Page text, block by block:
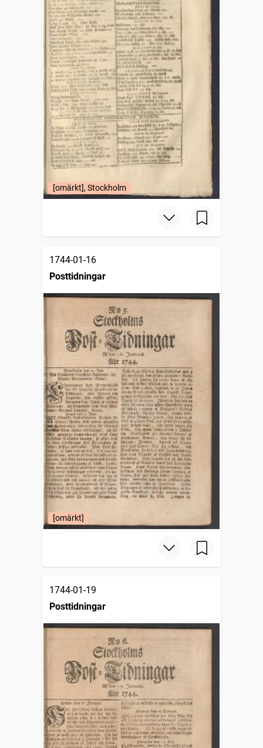
[omärkt], Stockholm
1744-01-16
Posttidningar
[omärkt]
1744-01-19
Posttidningar